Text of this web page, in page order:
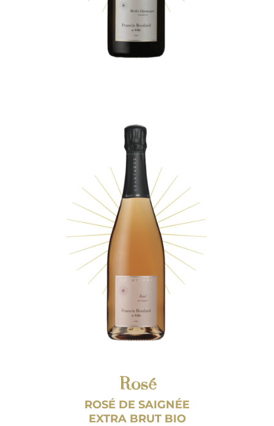
Rosé
ROSÉ DE SAIGNÉE
EXTRA BRUT BIO